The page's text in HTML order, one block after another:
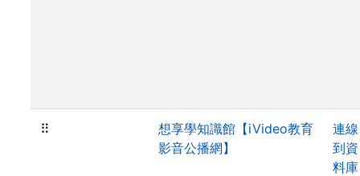
⠿
想享學知識館【iVideo教育
影音公播網】
連線
到資
料庫